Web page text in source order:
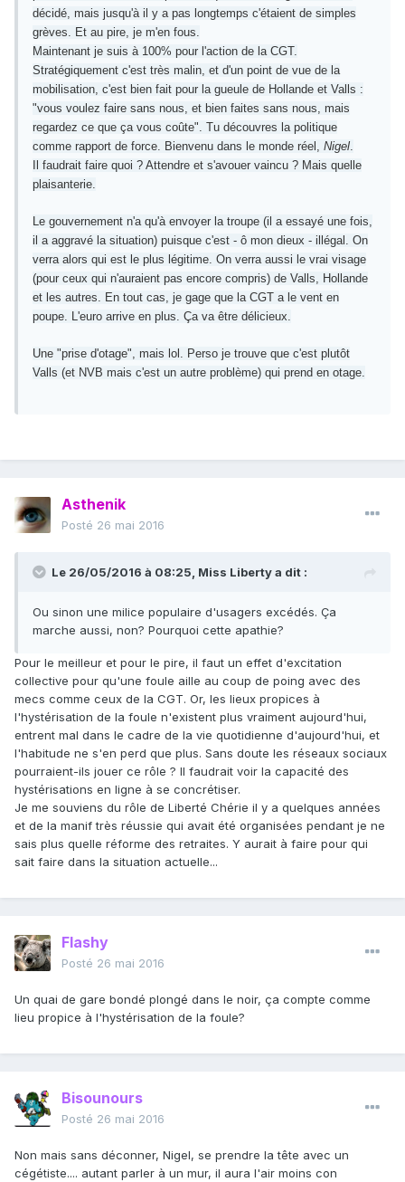
décidé, mais jusqu'à il y a pas longtemps c'étaient de simples
grèves. Et au pire, je m'en fous.
Maintenant je suis à 100% pour l'action de la CGT.
Stratégiquement c'est très malin, et d'un point de vue de la
mobilisation, c'est bien fait pour la gueule de Hollande et Valls :
"vous voulez faire sans nous, et bien faites sans nous, mais
regardez ce que ça vous coûte". Tu découvres la politique
comme rapport de force. Bienvenu dans le monde réel, Nigel.
Il faudrait faire quoi ? Attendre et s'avouer vaincu ? Mais quelle
plaisanterie.
Le gouvernement n'a qu'à envoyer la troupe (il a essayé une fois,
il a aggravé la situation) puisque c'est - ô mon dieux - illégal. On
verra alors qui est le plus légitime. On verra aussi le vrai visage
(pour ceux qui n'auraient pas encore compris) de Valls, Hollande
et les autres. En tout cas, je gage que la CGT a le vent en
poupe. L'euro arrive en plus. Ça va être délicieux.
Une "prise d'otage", mais lol. Perso je trouve que c'est plutôt
Valls (et NVB mais c'est un autre problème) qui prend en otage.
Asthenik
Posté 26 mai 2016
Le 26/05/2016 à 08:25, Miss Liberty a dit :
Ou sinon une milice populaire d'usagers excédés. Ça
marche aussi, non? Pourquoi cette apathie?
Pour le meilleur et pour le pire, il faut un effet d'excitation
collective pour qu'une foule aille au coup de poing avec des
mecs comme ceux de la CGT. Or, les lieux propices à
l'hystérisation de la foule n'existent plus vraiment aujourd'hui,
entrent mal dans le cadre de la vie quotidienne d'aujourd'hui, et
l'habitude ne s'en perd que plus. Sans doute les réseaux sociaux
pourraient-ils jouer ce rôle ? Il faudrait voir la capacité des
hystérisations en ligne à se concrétiser.
Je me souviens du rôle de Liberté Chérie il y a quelques années
et de la manif très réussie qui avait été organisées pendant je ne
sais plus quelle réforme des retraites. Y aurait à faire pour qui
sait faire dans la situation actuelle...
Flashy
Posté 26 mai 2016
Un quai de gare bondé plongé dans le noir, ça compte comme
lieu propice à l'hystérisation de la foule?
Bisounours
Posté 26 mai 2016
Non mais sans déconner, Nigel, se prendre la tête avec un
cégétiste.... autant parler à un mur, il aura l'air moins con